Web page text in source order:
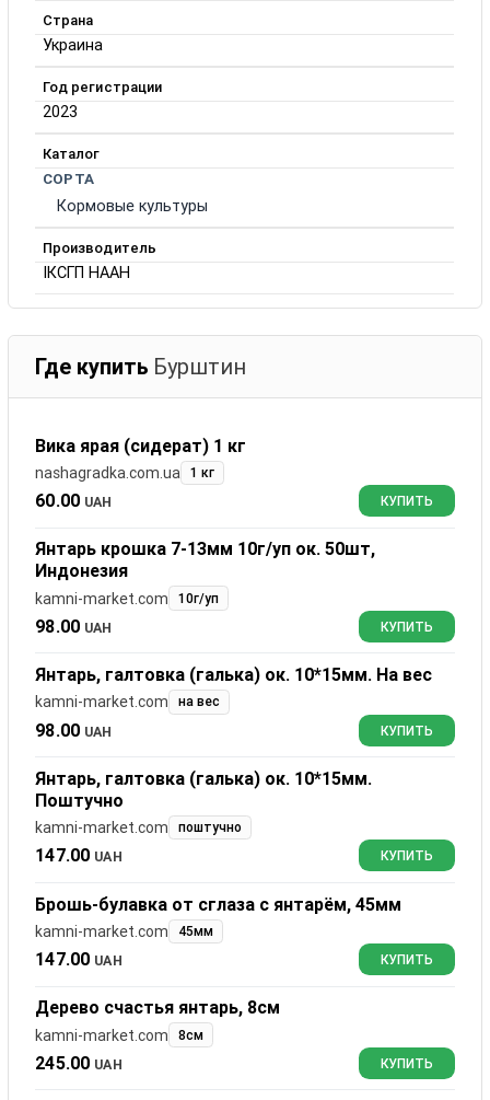
Страна
Украина
Год регистрации
2023
Каталог
СОРТА
Кормовые культуры
Производитель
ІКСГП НААН
Где купить Бурштин
Вика ярая (сидерат) 1 кг
nashagradka.com.ua 1 кг
60.00 UAH КУПИТЬ
Янтарь крошка 7-13мм 10г/уп ок. 50шт,
Индонезия
kamni-market.com 10г/уп
98.00 UAH КУПИТЬ
Янтарь, галтовка (галька) ок. 10*15мм. На вес
kamni-market.com на вес
98.00 UAH КУПИТЬ
Янтарь, галтовка (галька) ок. 10*15мм.
Поштучно
kamni-market.com поштучно
147.00 UAH КУПИТЬ
Брошь-булавка от сглаза с янтарём, 45мм
kamni-market.com 45мм
147.00 UAH КУПИТЬ
Дерево счастья янтарь, 8см
kamni-market.com 8см
245.00 UAH КУПИТЬ